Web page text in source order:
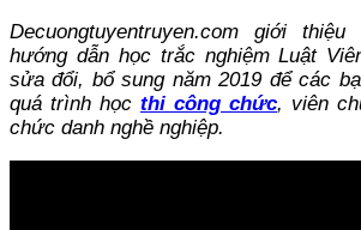
Decuongtuyentruyen.com giới
hướng dẫn học trắc nghiệm Luật
sửa đổi, bổ sung năm 2019 để các
quá trình học thi công chức, viên
chức danh nghề nghiệp.